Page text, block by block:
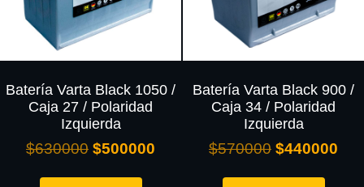
Batería Varta Black 1050 /
Caja 27 / Polaridad
Izquierda
$630000 $500000
Batería Varta Black 900 /
Caja 34 / Polaridad
Izquierda
$570000 $440000